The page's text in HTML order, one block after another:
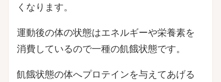
くなります。
運動後の体の状態はエネルギーや栄養素を
消費しているので一種の飢餓状態です。
飢餓状態の体へプロテインを与えてあげる